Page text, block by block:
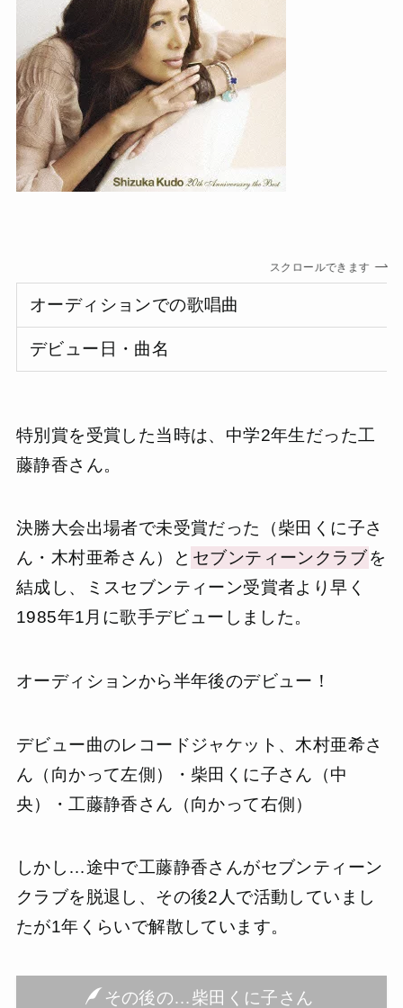
スクロールできます
オーディションでの歌唱曲
デビュー日・曲名
特別賞を受賞した当時は、中学2年生だった工
藤静香さん。
決勝大会出場者で未受賞だった（柴田くに子さ
ん・木村亜希さん）と セブンティーンクラブを
結成し、ミスセブンティーン受賞者より早く
1985年1月に歌手デビューしました。
オーディションから半年後のデビュー！
デビュー曲のレコードジャケット、木村亜希さ
ん（向かって左側）・柴田くに子さん（中
央）・工藤静香さん（向かって右側）
しかし…途中で工藤静香さんがセブンティーン
クラブを脱退し、その後2人で活動していまし
たが1年くらいで解散しています。
その後の…柴田くに子さん